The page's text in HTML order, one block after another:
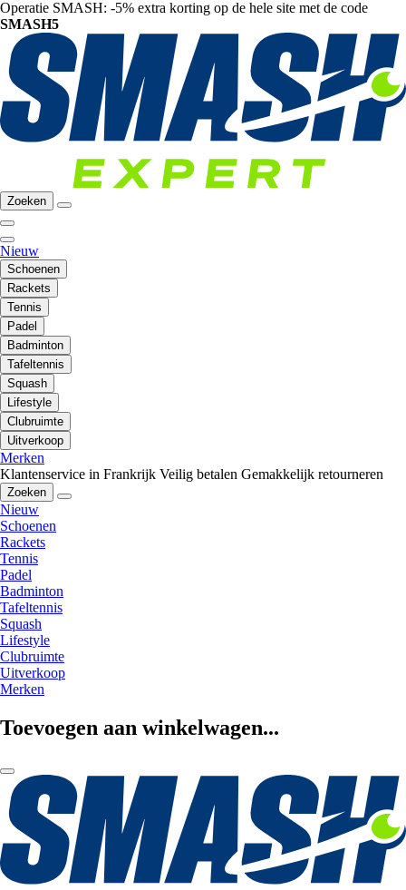
Operatie SMASH: -5% extra korting op de hele site met de code
SMASH5
Zoeken
Nieuw
Schoenen
Rackets
Tennis
Padel
Badminton
Tafeltennis
Squash
Lifestyle
Clubruimte
Uitverkoop
Merken
Klantenservice in Frankrijk Veilig betalen Gemakkelijk retourneren
Zoeken
Nieuw
Schoenen
Rackets
Tennis
Padel
Badminton
Tafeltennis
Squash
Lifestyle
Clubruimte
Uitverkoop
Merken
Toevoegen aan winkelwagen...